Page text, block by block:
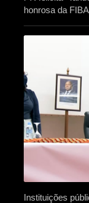
honrosa da
Instituições